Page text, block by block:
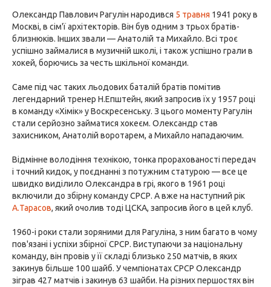
Олександр Павлович Рагулін народився 5 травня 1941 року в
Москві, в сім'ї архітекторів. Він був одним з трьох братів-
близнюків. Інших звали — Анатолій та Михайло. Всі троє
успішно займалися в музичній школі, і також успішно грали в
хокей, борючись за честь шкільної команди.
Саме під час таких льодових баталій братів помітив
легендарний тренер Н.Епштейн, який запросив їх у 1957 році
в команду «Хімік» у Воскресенську. З цього моменту Рагулін
стали серйозно займатися хокеєм. Олександр став
захисником, Анатолій воротарем, а Михайло нападаючим.
Відмінне володіння технікою, тонка прорахованості передач
і точний кидок, у поєднанні з потужним статурою — все це
швидко виділило Олександра в грі, якого в 1961 році
включили до збірну команду СРСР. А вже на наступний рік
А.Тарасов, який очолив тоді ЦСКА, запросив його в цей клуб.
1960-і роки стали зоряними для Рагуліна, з ним багато в чому
пов'язані і успіхи збірної СРСР. Виступаючи за національну
команду, він провів у її складі близько 250 матчів, в яких
закинув більше 100 шайб. У чемпіонатах СРСР Олександр
зіграв 427 матчів і закинув 63 шайби. На різних першостях він